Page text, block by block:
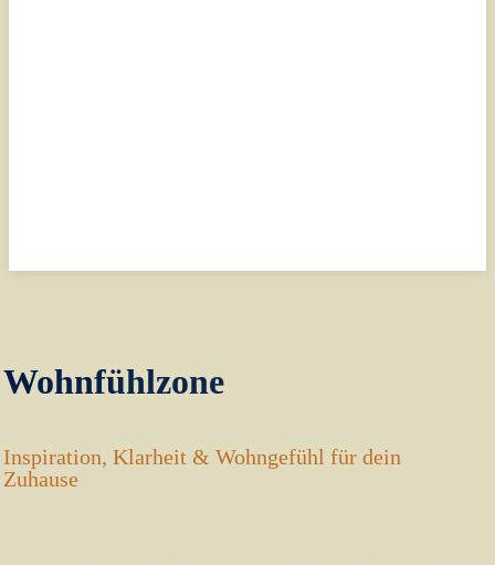
Wohnfühlzone
Inspiration, Klarheit & Wohngefühl für dein
Zuhause